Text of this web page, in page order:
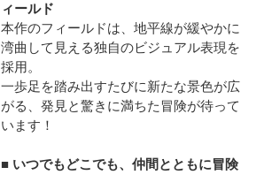
ィールド
本作のフィールドは、地平線が緩やかに
湾曲して見える独自のビジュアル表現を
採用。
一歩足を踏み出すたびに新たな景色が広
がる、発見と驚きに満ちた冒険が待って
います！
■ いつでもどこでも、仲間とともに冒険